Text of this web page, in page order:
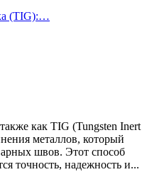
(TIG):…
как TIG (Tungsten Inert
металлов, который
швов. Этот способ
точность, надежность и...